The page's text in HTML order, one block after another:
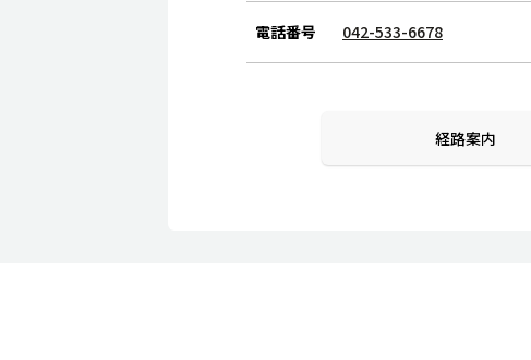
電話番号 042-533-6678
経路案内